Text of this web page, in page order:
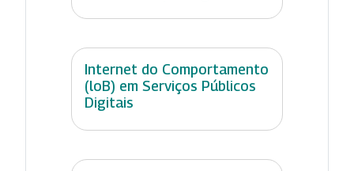
Internet do Comportamento
(loB) em Serviços Públicos
Digitais